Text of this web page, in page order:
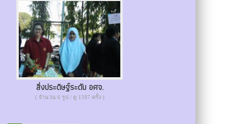
สิ่งประดิษฐ์ระดับ อศจ.
( จำนวน 6 รูป / ดู 1597 ครั้ง )